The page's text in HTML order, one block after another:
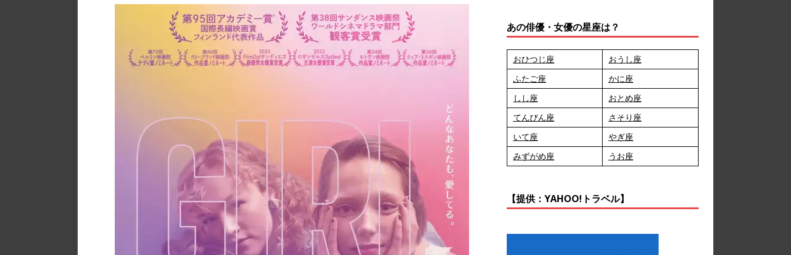
あの俳優・女優の星座は？
おひつじ座
おうし座
ふたご座
かに座
しし座
おとめ座
てんびん座
さそり座
いて座
やぎ座
みずがめ座
うお座
【提供：YAHOO!トラベル】